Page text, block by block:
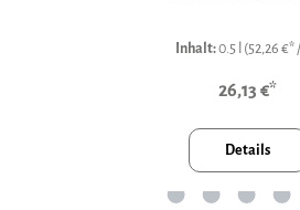
Inhalt:0.5 l (52,26 €*
26,13 €*
Details